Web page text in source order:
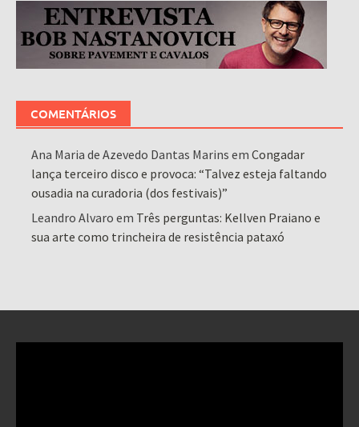
COMENTÁRIOS
Ana Maria de Azevedo Dantas Marins emCongadar
lança terceiro disco e provoca: “Talvez esteja faltando
ousadia na curadoria (dos festivais)”
Leandro Alvaro em Três perguntas: Kellven Praiano e
sua arte como trincheira de resistência pataxó